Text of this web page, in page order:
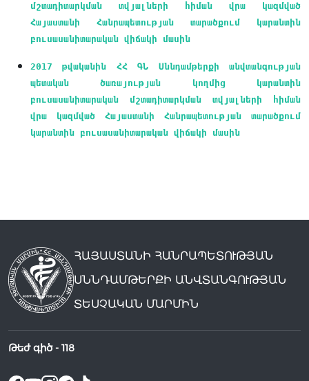
մշտադիտարկման տվյալների հիման վրա կազմված
Հայաստանի Հանրապետության տարածքում կարանտին
բուսասանիտարական վիճակի մասին
2017 թվականին ՀՀ ԳՆ Սննդամթերքի անվտանգության
պետական ծառայության կողմից կարանտին
բուսասանիտարական մշտադիտարկման տվյալների հիման
վրա կազմված Հայաստանի Հանրապետության տարածքում
կարանտին բուսասանիտարական վիճակի մասին
ՀԱՅԱՍՏԱՆԻ ՀԱՆՐԱՊԵՏՈՒԹՅԱՆ
ՍՆՆԴԱՄԹԵՐՔԻ ԱՆՎՏԱՆԳՈՒԹՅԱՆ
ՏԵՍՉԱԿԱՆ ՄԱՐՄԻՆ
Թեժ գիծ - 118